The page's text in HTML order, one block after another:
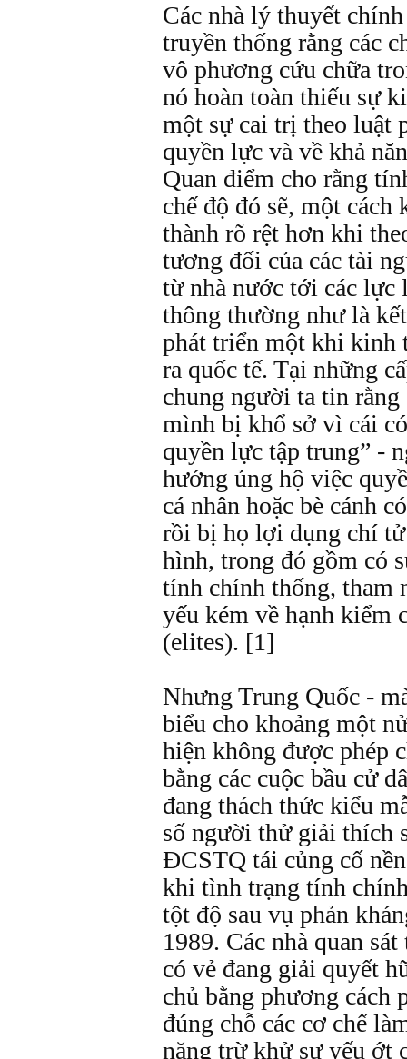
Các nhà lý thuyết
truyền thống rằng các
vô phương cứu chữa
nó hoàn toàn thiếu sự
một sự cai trị theo luật
quyền lực và về khả
Quan điểm cho rằng
chế độ đó sẽ, một
thành rõ rệt hơn khi
tương đối của các tài
từ nhà nước tới các lực
thông thường như là
phát triển một khi kinh
ra quốc tế. Tại những
chung người ta tin
mình bị khổ sở vì cái
quyền lực tập trung” -
hướng ủng hộ việc
cá nhân hoặc bè cánh
rồi bị họ lợi dụng chí
hình, trong đó gồm có
tính chính thống, tham
yếu kém về hạnh kiểm
(elites). [1]
Nhưng Trung Quốc -
biểu cho khoảng một
hiện không được phép
bằng các cuộc bầu cử
đang thách thức kiểu
số người thử giải thích
ÐCSTQ tái củng cố
khi tình trạng tính
tột độ sau vụ phản
1989. Các nhà quan
có vẻ đang giải quyết
chủ bằng phương cách
đúng chỗ các cơ chế
năng trừ khử sự yếu ớt